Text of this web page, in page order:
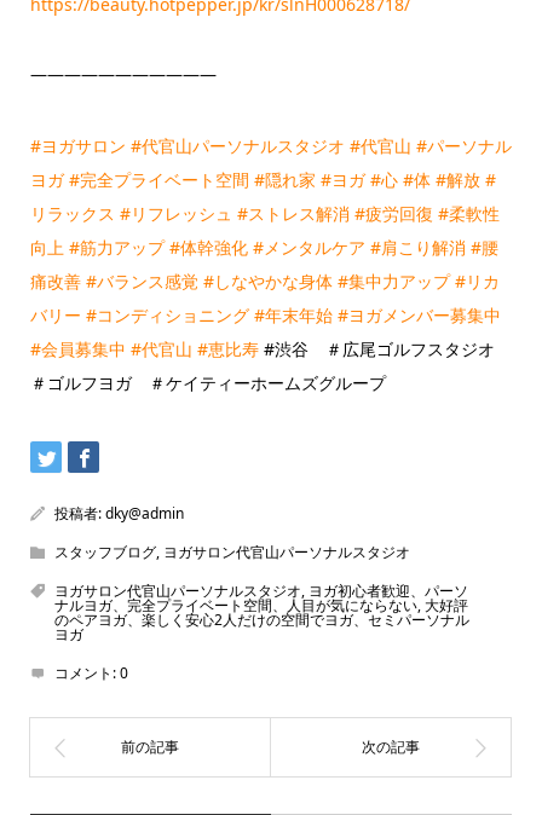
―――――――――――
#ヨガサロン #代官山パーソナルスタジオ #代官山 #パーソナル
ヨガ #完全プライベート空間 #隠れ家 #ヨガ #心 #体 #解放 #
リラックス #リフレッシュ #ストレス解消 #疲労回復 #柔軟性
向上 #筋力アップ #体幹強化 #メンタルケア #肩こり解消 #腰
痛改善 #バランス感覚 #しなやかな身体 #集中力アップ #リカ
バリー #コンディショニング #年末年始 #ヨガメンバー募集中
#会員募集中 #代官山 #恵比寿#渋谷 ＃広尾ゴルフスタジオ
＃ゴルフヨガ ＃ケイティーホームズグループ
投稿者:dky@admin
スタッフブログ, ヨガサロン代官山パーソナルスタジオ
ヨガサロン代官山パーソナルスタジオ, ヨガ初心者歓迎、パーソ
ナルヨガ、完全プライベート空間、人目が気にならない,大好評
のペアヨガ、楽しく安心2人だけの空間でヨガ、セミパーソナル
ヨガ
コメント:0